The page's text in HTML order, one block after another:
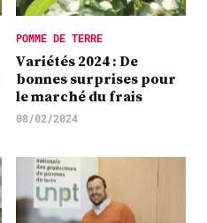
POMME DE TERRE
Variétés 2024 : De
bonnes surprises pour
le marché du frais
08/02/2024